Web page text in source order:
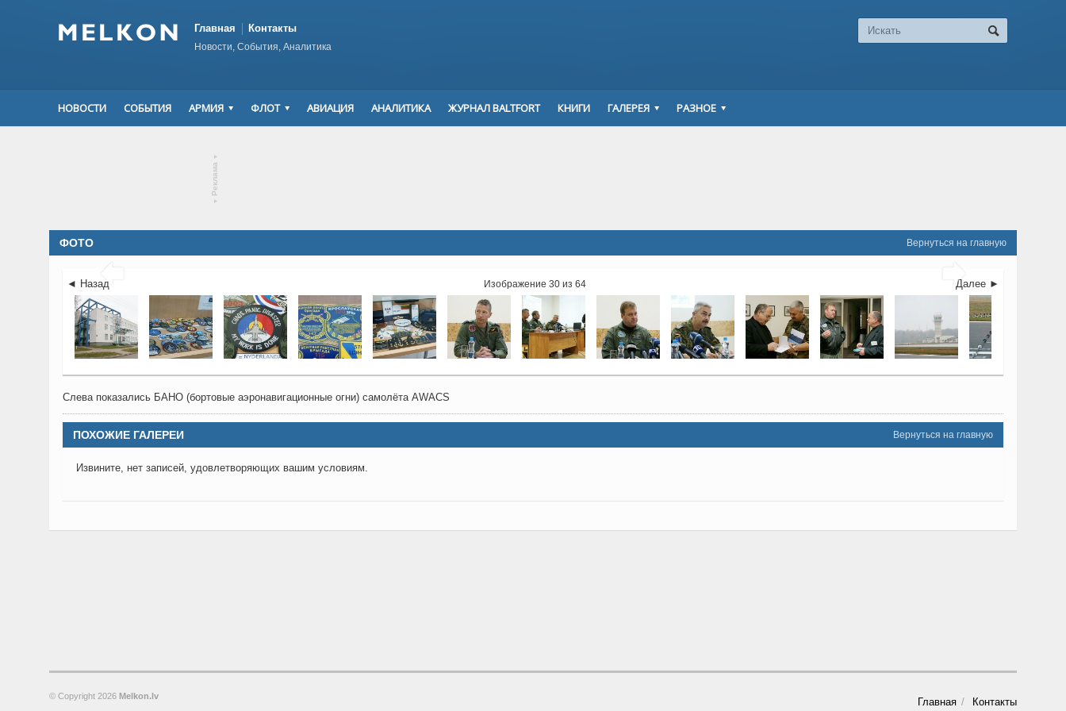
Главная Контакты
Новости, События, Аналитика
НОВОСТИ СОБЫТИЯ АРМИЯ ФЛОТ АВИАЦИЯ АНАЛИТИКА ЖУРНАЛ BALTFORT КНИГИ ГАЛЕРЕЯ РАЗНОЕ
▾
Реклама
▾
Вернуться на главную
ФОТО
 
◄ Назад Далее ►
Изображение 30 из 64
Слева показались БАНО (бортовые аэронавигационные огни) самолёта AWACS
Вернуться на главную
ПОХОЖИЕ ГАЛЕРЕИ
Извините, нет записей, удовлетворяющих вашим условиям.
Главная Контакты
© Copyright 2026 Melkon.lv